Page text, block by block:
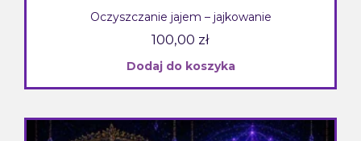
Oczyszczanie jajem – jajkowanie
100,00 zł
Dodaj do koszyka